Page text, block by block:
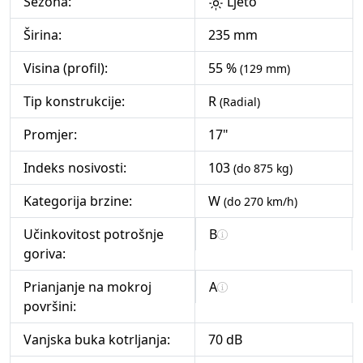
Širina:
235 mm
Visina (profil):
55 % (129 mm)
Tip konstrukcije: R (Radial)
Promjer:
17"
Indeks nosivosti:
103 (do 875 kg)
Kategorija brzine: W (do 270 km/h)
Učinkovitost potrošnje
goriva:
B
Prianjanje na mokroj
površini:
A
Vanjska buka kotrljanja: 70 dB